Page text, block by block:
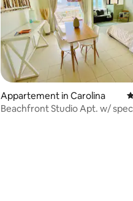
Appartement in Carolina
Beachfront Studio Apt. w/